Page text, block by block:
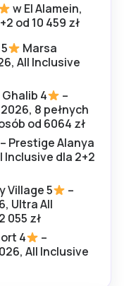
w El Alamein,
od 10 459 zł
Marsa
All Inclusive
4
–
8 pełnych
od 6064 zł
Prestige Alanya
Inclusive dla 2+2
Village 5
–
Ultra All
055 zł
4
–
All Inclusive